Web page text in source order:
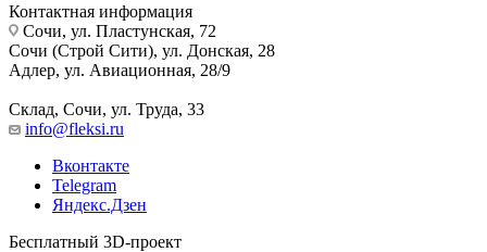
Контактная информация
Сочи, ул. Пластунская, 72
Сочи (Строй Сити), ул. Донская, 28
Адлер, ул. Авиационная, 28/9
Склад, Сочи, ул. Труда, 33
info@fleksi.ru
Вконтакте
Telegram
Яндекс.Дзен
Бесплатный 3D-проект